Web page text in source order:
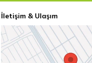
İletişim & Ulaşım